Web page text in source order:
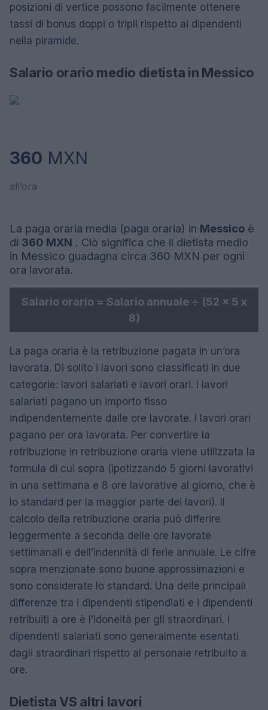
posizioni di vertice possono facilmente ottenere
tassi di bonus doppi o tripli rispetto ai dipendenti
nella piramide.
Salario orario medio dietista in Messico
360 MXN
all’ora
La paga oraria media (paga oraria) in Messico è
di 360 MXN . Ciò significa che il dietista medio
in Messico guadagna circa 360 MXN per ogni
ora lavorata.
Salario orario = Salario annuale ÷ (52 x 5 x
8)
La paga oraria è la retribuzione pagata in un’ora
lavorata. Di solito i lavori sono classificati in due
categorie: lavori salariati e lavori orari. I lavori
salariati pagano un importo fisso
indipendentemente dalle ore lavorate. I lavori orari
pagano per ora lavorata. Per convertire la
retribuzione in retribuzione oraria viene utilizzata la
formula di cui sopra (ipotizzando 5 giorni lavorativi
in ​​una settimana e 8 ore lavorative al giorno, che è
lo standard per la maggior parte dei lavori). Il
calcolo della retribuzione oraria può differire
leggermente a seconda delle ore lavorate
settimanali e dell’indennità di ferie annuale. Le cifre
sopra menzionate sono buone approssimazioni e
sono considerate lo standard. Una delle principali
differenze tra i dipendenti stipendiati e i dipendenti
retribuiti a ore è l’idoneità per gli straordinari. I
dipendenti salariati sono generalmente esentati
dagli straordinari rispetto al personale retribuito a
ore.
Dietista VS altri lavori